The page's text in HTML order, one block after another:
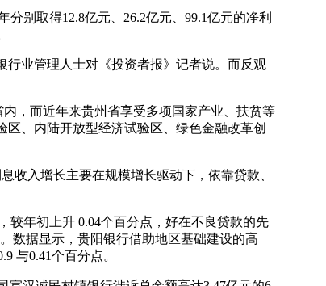
别取得12.8亿元、26.2亿元、99.1亿元的净利
业管理人士对《投资者报》记者说。而反观
，而近年来贵州省享受多项国家产业、扶贫等
区、内陆开放型经济试验区、绿色金融改革创
入增长主要在规模增长驱动下，依靠贷款、
年初上升 0.04个百分点，好在不良贷款的先
数据显示，贵阳银行借助地区基础建设的高
与0.41个百分点。